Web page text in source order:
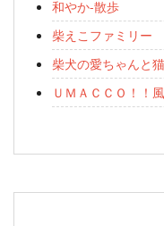
和やか-散歩
柴えこファミリー
柴犬の愛ちゃんと
ＵＭＡＣＣＯ！！